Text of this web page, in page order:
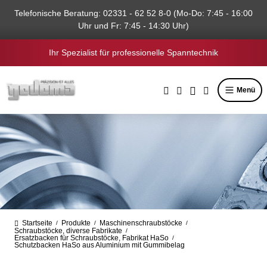
springen
Telefonische Beratung: 02331 - 62 52 8-0 (Mo-Do: 7:45 - 16:00
Uhr und Fr: 7:45 - 14:30 Uhr)
Ihr Spezialist für professionelle Spanntechnik
Menü
Startseite / Produkte / Maschinenschraubstöcke /
Schraubstöcke, diverse Fabrikate /
Ersatzbacken für Schraubstöcke, Fabrikat HaSo /
Schutzbacken HaSo aus Aluminium mit Gummibelag